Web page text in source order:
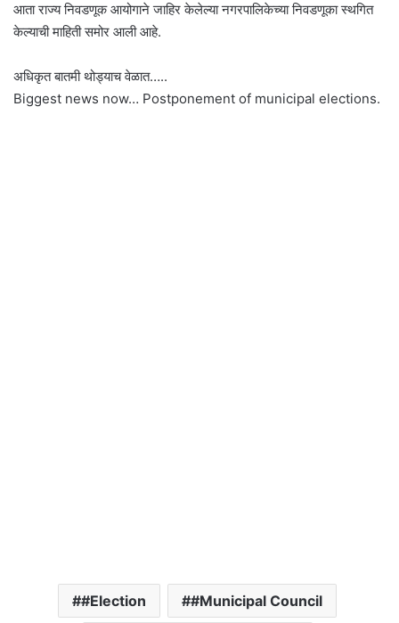
आता राज्य निवडणूक आयोगाने जाहिर केलेल्या नगरपालिकेच्या निवडणूका स्थगित
केल्याची माहिती समोर आली आहे.
अधिकृत बातमी थोड्याच वेळात…..
Biggest news now… Postponement of municipal elections.
#Election #Municipal Council